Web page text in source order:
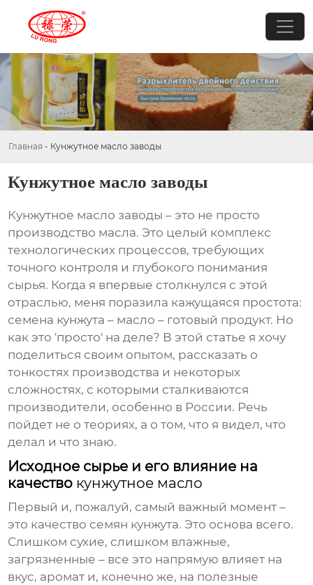
Главная - Кунжутное масло заводы
Кунжутное масло заводы
Кунжутное масло заводы – это не просто
производство масла. Это целый комплекс
технологических процессов, требующих
точного контроля и глубокого понимания
сырья. Когда я впервые столкнулся с этой
отраслью, меня поразила кажущаяся простота:
семена кунжута – масло – готовый продукт. Но
как это 'просто' на деле? В этой статье я хочу
поделиться своим опытом, рассказать о
тонкостях производства и некоторых
сложностях, с которыми сталкиваются
производители, особенно в России. Речь
пойдет не о теориях, а о том, что я видел, что
делал и что знаю.
Исходное сырье и его влияние на
качество кунжутное масло
Первый и, пожалуй, самый важный момент –
это качество семян кунжута. Это основа всего.
Слишком сухие, слишком влажные,
загрязненные – все это напрямую влияет на
вкус, аромат и, конечно же, на полезные